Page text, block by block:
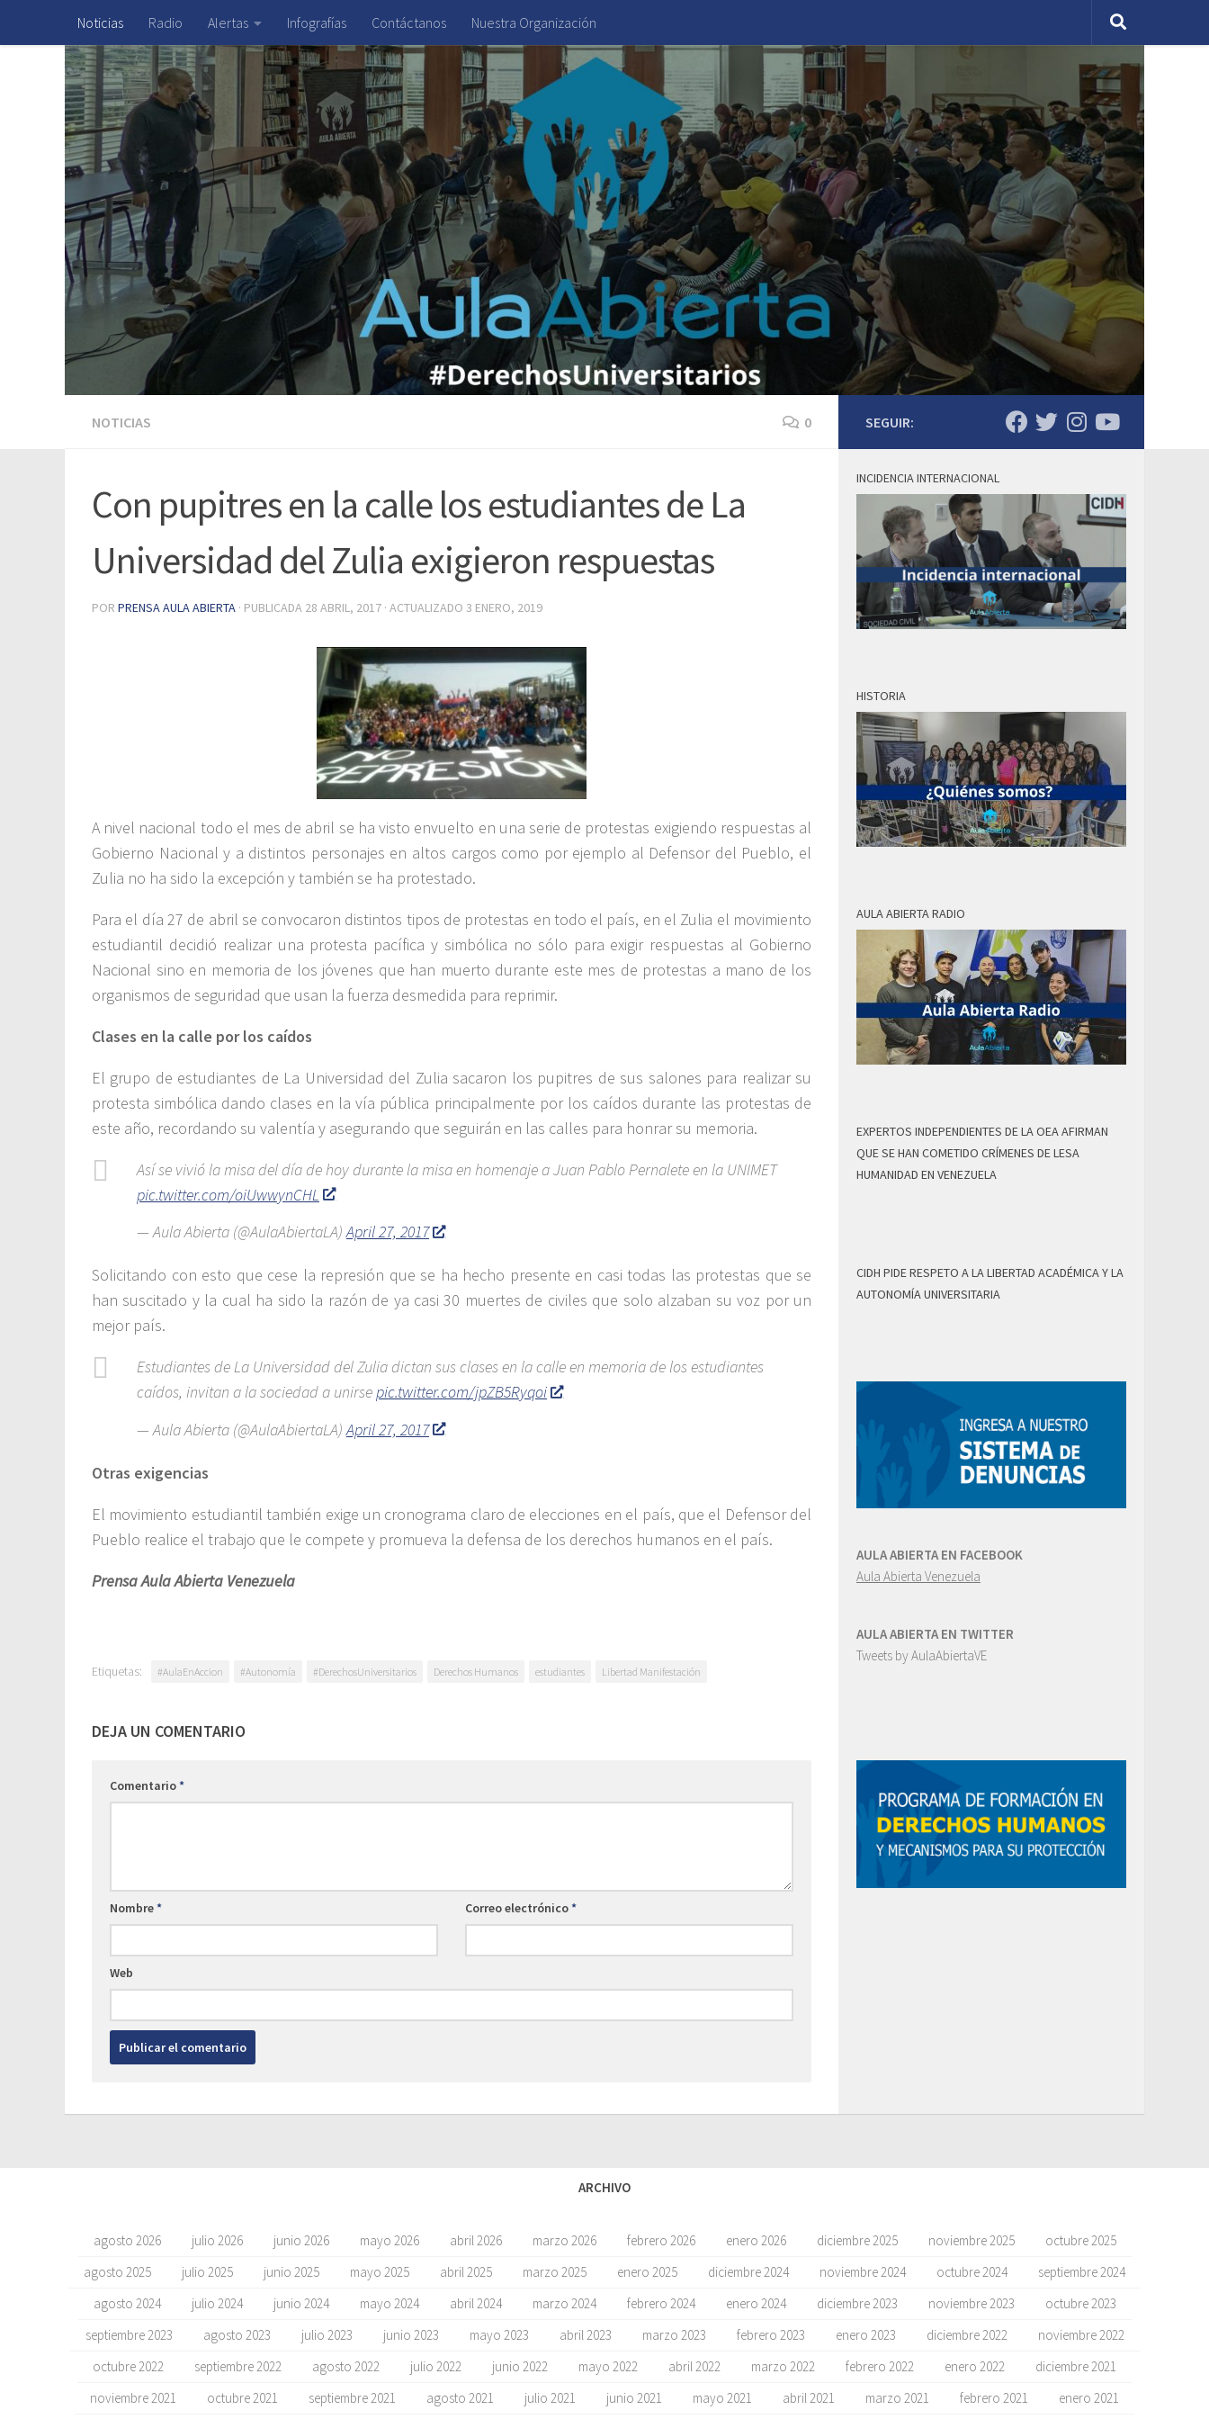
Saltar al contenido
Noticias Radio Alertas Infografías Contáctanos Nuestra Organización
NOTICIAS 0
Con pupitres en la calle los estudiantes de La
Universidad del Zulia exigieron respuestas
POR PRENSA AULA ABIERTA · PUBLICADA 28 ABRIL, 2017 · ACTUALIZADO 3 ENERO, 2019
A nivel nacional todo el mes de abril se ha visto envuelto en una serie de protestas exigiendo respuestas al
Gobierno Nacional y a distintos personajes en altos cargos como por ejemplo al Defensor del Pueblo, el
Zulia no ha sido la excepción y también se ha protestado.
Para el día 27 de abril se convocaron distintos tipos de protestas en todo el país, en el Zulia el movimiento
estudiantil decidió realizar una protesta pacífica y simbólica no sólo para exigir respuestas al Gobierno
Nacional sino en memoria de los jóvenes que han muerto durante este mes de protestas a mano de los
organismos de seguridad que usan la fuerza desmedida para reprimir.
Clases en la calle por los caídos
El grupo de estudiantes de La Universidad del Zulia sacaron los pupitres de sus salones para realizar su
protesta simbólica dando clases en la vía pública principalmente por los caídos durante las protestas de
este año, recordando su valentía y asegurando que seguirán en las calles para honrar su memoria.
Así se vivió la misa del día de hoy durante la misa en homenaje a Juan Pablo Pernalete en la UNIMET
pic.twitter.com/oiUwwynCHL
— Aula Abierta (@AulaAbiertaLA)April 27, 2017
Solicitando con esto que cese la represión que se ha hecho presente en casi todas las protestas que se
han suscitado y la cual ha sido la razón de ya casi 30 muertes de civiles que solo alzaban su voz por un
mejor país.
Estudiantes de La Universidad del Zulia dictan sus clases en la calle en memoria de los estudiantes
caídos, invitan a la sociedad a unirsepic.twitter.com/jpZB5Ryqoi
— Aula Abierta (@AulaAbiertaLA)April 27, 2017
Otras exigencias
El movimiento estudiantil también exige un cronograma claro de elecciones en el país, que el Defensor del
Pueblo realice el trabajo que le compete y promueva la defensa de los derechos humanos en el país.
Prensa Aula Abierta Venezuela
Etiquetas: #AulaEnAccion #Autonomía #DerechosUniversitarios Derechos Humanos estudiantes Libertad Manifestación
DEJA UN COMENTARIO
Comentario*
Nombre* Correo electrónico*
Web
SEGUIR:
INCIDENCIA INTERNACIONAL
HISTORIA
AULA ABIERTA RADIO
EXPERTOS INDEPENDIENTES DE LA OEA AFIRMAN
QUE SE HAN COMETIDO CRÍMENES DE LESA
HUMANIDAD EN VENEZUELA
CIDH PIDE RESPETO A LA LIBERTAD ACADÉMICA Y LA
AUTONOMÍA UNIVERSITARIA
AULA ABIERTA EN FACEBOOK
Aula Abierta Venezuela
AULA ABIERTA EN TWITTER
Tweets by AulaAbiertaVE
ARCHIVO
agosto 2026 julio 2026 junio 2026 mayo 2026 abril 2026 marzo 2026 febrero 2026 enero 2026 diciembre 2025 noviembre 2025
octubre 2025
agosto 2025
julio 2025 junio 2025 mayo 2025 abril 2025 marzo 2025 enero 2025 diciembre 2024 noviembre 2024 octubre 2024
septiembre 2024
agosto 2024
julio 2024 junio 2024 mayo 2024 abril 2024 marzo 2024 febrero 2024 enero 2024 diciembre 2023 noviembre 2023
octubre 2023
septiembre 2023
agosto 2023 julio 2023 junio 2023 mayo 2023 abril 2023 marzo 2023 febrero 2023 enero 2023 diciembre 2022
noviembre 2022
octubre 2022
septiembre 2022 agosto 2022 julio 2022 junio 2022 mayo 2022 abril 2022 marzo 2022 febrero 2022 enero 2022
diciembre 2021
noviembre 2021
octubre 2021 septiembre 2021 agosto 2021 julio 2021 junio 2021 mayo 2021 abril 2021 marzo 2021 febrero 2021 enero 2021